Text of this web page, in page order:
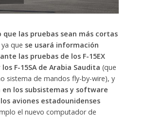
que las pruebas sean más cortas
ya que se usará información
las pruebas de los F-15EX
F-15SA de Arabia Saudita (que
sistema de mandos fly-by-wire), y
los subsistemas y software
aviones estadounidenses
el nuevo computador de